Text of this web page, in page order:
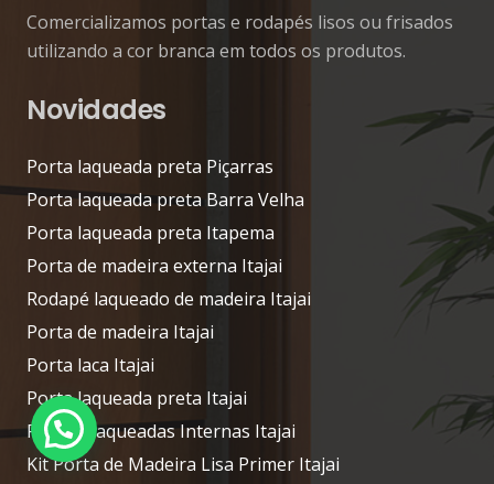
Comercializamos portas e rodapés lisos ou frisados
utilizando a cor branca em todos os produtos.
Novidades
Porta laqueada preta Piçarras
Porta laqueada preta Barra Velha
Porta laqueada preta Itapema
Porta de madeira externa Itajai
Rodapé laqueado de madeira Itajai
Porta de madeira Itajai
Porta laca Itajai
Porta laqueada preta Itajai
Portas Laqueadas Internas Itajai
Kit Porta de Madeira Lisa Primer Itajai